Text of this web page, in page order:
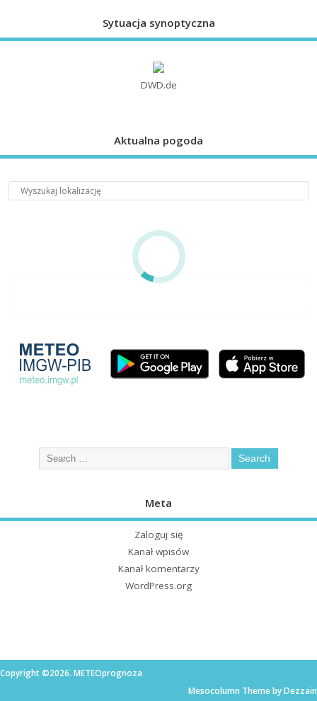
Sytuacja synoptyczna
DWD.de
Aktualna pogoda
Meta
Zaloguj się
Kanał wpisów
Kanał komentarzy
WordPress.org
Copyright ©2026. METEOprognoza
Mesocolumn Theme by Dezzain